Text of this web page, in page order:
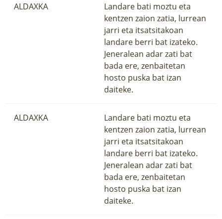
ALDAXKA
Landare bati moztu eta
kentzen zaion zatia, lurrean
jarri eta itsatsitakoan
landare berri bat izateko.
Jeneralean adar zati bat
bada ere, zenbaitetan
hosto puska bat izan
daiteke.
ALDAXKA
Landare bati moztu eta
kentzen zaion zatia, lurrean
jarri eta itsatsitakoan
landare berri bat izateko.
Jeneralean adar zati bat
bada ere, zenbaitetan
hosto puska bat izan
daiteke.